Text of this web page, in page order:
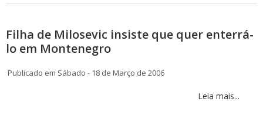
Filha de Milosevic insiste que quer enterrá-
lo em Montenegro
Publicado em Sábado - 18 de Março de 2006
Leia mais...